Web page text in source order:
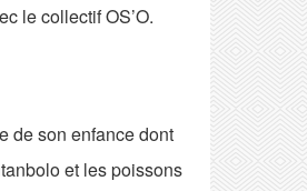
le collectif OS’O.
de son enfance dont
et les poissons